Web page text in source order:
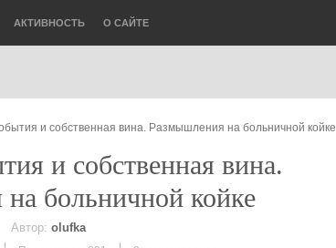
АКТИВНОСТЬ О САЙТЕ
и собственная вина. Размышления на больничной койке
и собственная вина.
больничной койке
Автор: olufka